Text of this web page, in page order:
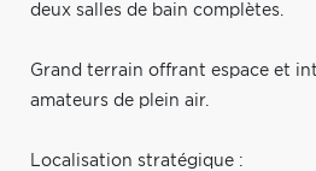
deux salles de bain complètes.
Grand terrain offrant espace et
amateurs de plein air.
Localisation stratégique :